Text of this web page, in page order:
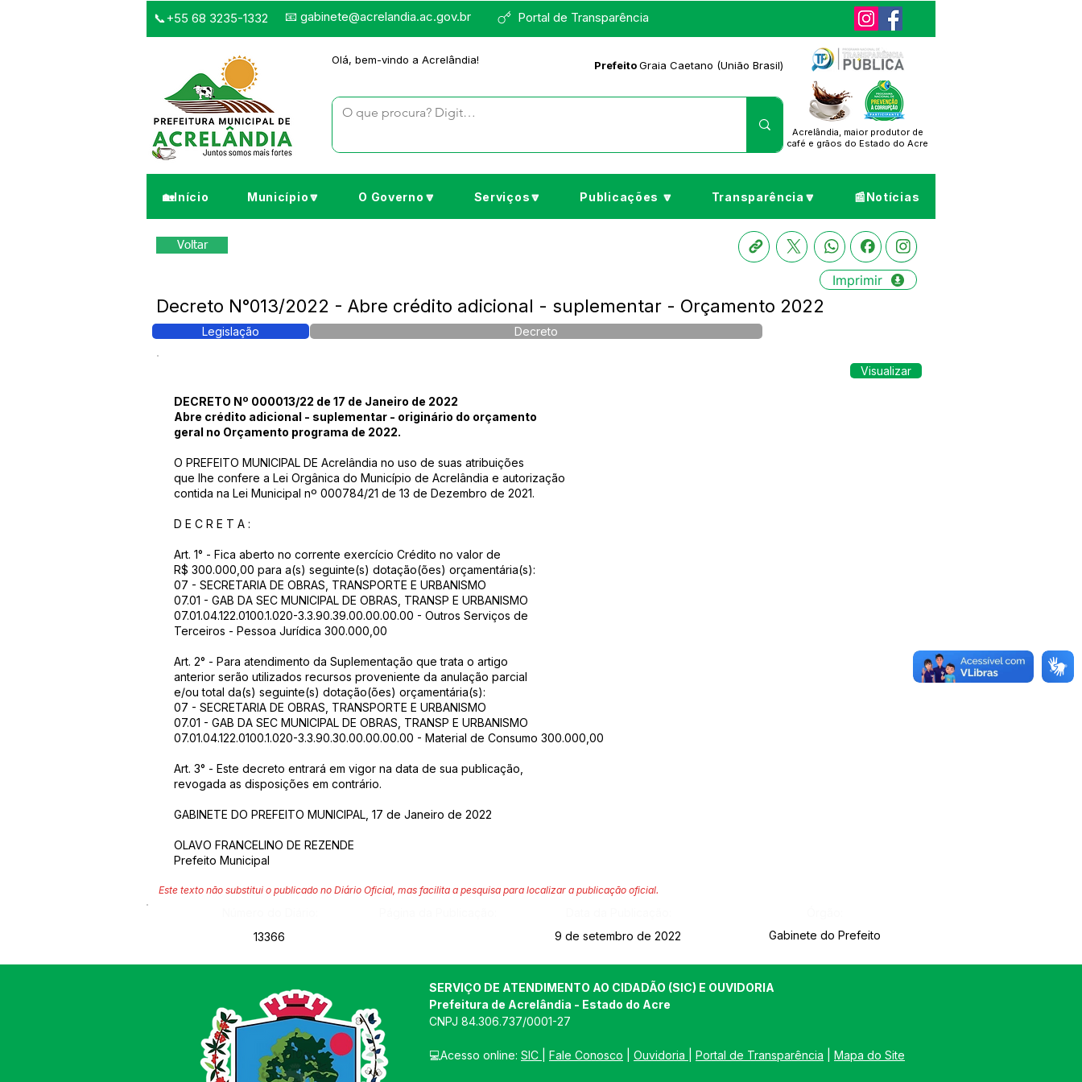
Portal de Transparência
📞+55 68 3235-1332 📧 gabinete@acrelandia.ac.gov.br
Olá, bem-vindo a Acrelândia! PrefeitoGraia Caetano (União Brasil)
Acrelândia, maior produtor de
café e grãos do Estado do Acre
🏡Início Município🔽 O Governo🔽 Serviços🔽 Publicações 🔽 Transparência🔽 📰Notícias
Voltar
Imprimir
Decreto N°013/2022 - Abre crédito adicional - suplementar - Orçamento 2022
Legislação Decreto
Visualizar
DECRETO Nº 000013/22 de 17 de Janeiro de 2022
Abre crédito adicional - suplementar - originário do orçamento
geral no Orçamento programa de 2022.
O PREFEITO MUNICIPAL DE Acrelândia no uso de suas atribuições
que lhe confere a Lei Orgânica do Município de Acrelândia e autorização
contida na Lei Municipal nº 000784/21 de 13 de Dezembro de 2021.
D E C R E T A :
Art. 1° - Fica aberto no corrente exercício Crédito no valor de
R$ 300.000,00 para a(s) seguinte(s) dotação(ões) orçamentária(s):
07 - SECRETARIA DE OBRAS, TRANSPORTE E URBANISMO
07.01 - GAB DA SEC MUNICIPAL DE OBRAS, TRANSP E URBANISMO
07.01.04.122.0100.1.020-3.3.90.39.00.00.00.00 - Outros Serviços de
Terceiros - Pessoa Jurídica 300.000,00
Art. 2° - Para atendimento da Suplementação que trata o artigo
anterior serão utilizados recursos proveniente da anulação parcial
e/ou total da(s) seguinte(s) dotação(ões) orçamentária(s):
07 - SECRETARIA DE OBRAS, TRANSPORTE E URBANISMO
07.01 - GAB DA SEC MUNICIPAL DE OBRAS, TRANSP E URBANISMO
07.01.04.122.0100.1.020-3.3.90.30.00.00.00.00 - Material de Consumo 300.000,00
Art. 3° - Este decreto entrará em vigor na data de sua publicação,
revogada as disposições em contrário.
GABINETE DO PREFEITO MUNICIPAL, 17 de Janeiro de 2022
OLAVO FRANCELINO DE REZENDE
Prefeito Municipal
Este texto não substitui o publicado no Diário Oficial, mas facilita a pesquisa para localizar a publicação oficial.
13366
9 de setembro de 2022 Gabinete do Prefeito
SERVIÇO DE ATENDIMENTO AO CIDADÃO (SIC) E OUVIDORIA
Prefeitura de Acrelândia - Estado do Acre
CNPJ 84.306.737/0001-27
💻Acesso online: SIC Fale Conosco Ouvidoria Portal de Transparência Mapa do Site